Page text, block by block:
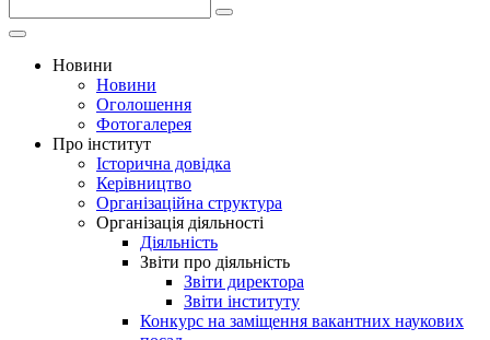
Новини
Новини
Оголошення
Фотогалерея
Про інститут
Історична довідка
Керівництво
Організаційна структура
Організація діяльності
Діяльність
Звіти про діяльність
Звіти директора
Звіти інституту
Конкурс на заміщення вакантних наукових